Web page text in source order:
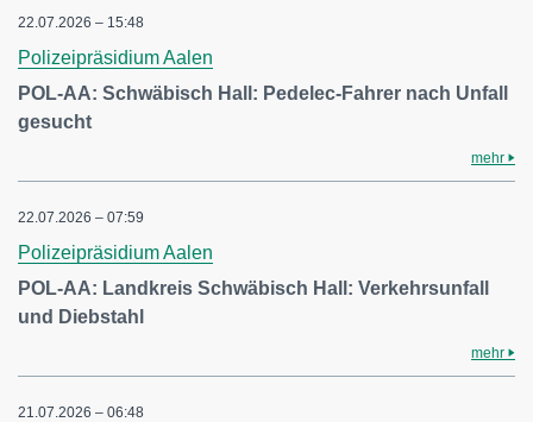
22.07.2026 – 15:48
Polizeipräsidium Aalen
POL-AA: Schwäbisch Hall: Pedelec-Fahrer nach Unfall
gesucht
mehr
22.07.2026 – 07:59
Polizeipräsidium Aalen
POL-AA: Landkreis Schwäbisch Hall: Verkehrsunfall
und Diebstahl
mehr
21.07.2026 – 06:48